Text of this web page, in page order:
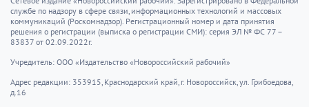
службе по надзору в сфере связи, информационных технологий и массовых
коммуникаций (Роскомнадзор). Регистрационный номер и дата принятия
решения о регистрации (выписка о регистрации СМИ): серия ЭЛ № ФС 77 –
83837 от 02.09.2022г.
Учредитель: ООО «Издательство «Новороссийский рабочий»
Адрес редакции: 353915, Краснодарский край, г. Новороссийск, ул. Грибоедова,
д.16